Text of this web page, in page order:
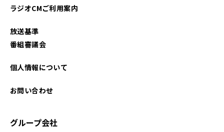
2022年05月
ラジオCMご利用案内
放送基準
番組審議会
個人情報について
お問い合わせ
グループ会社